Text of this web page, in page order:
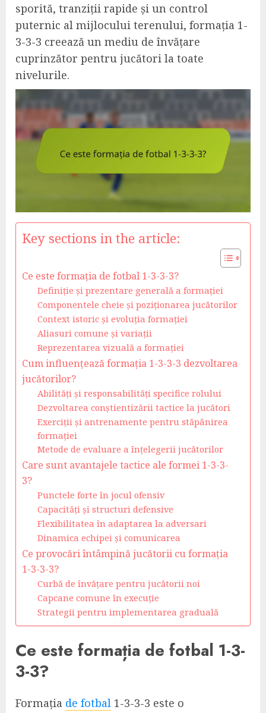
sporită, tranziții rapide și un control
puternic al mijlocului terenului, formația 1-
3-3-3 creează un mediu de învățare
cuprinzător pentru jucători la toate
nivelurile.
Key sections in the article:
Ce este formația de fotbal 1-3-3-3?
Definiție și prezentare generală a formației
Componentele cheie și poziționarea jucătorilor
Context istoric și evoluția formației
Aliasuri comune și variații
Reprezentarea vizuală a formației
Cum influențează formația 1-3-3-3 dezvoltarea
jucătorilor?
Abilități și responsabilități specifice rolului
Dezvoltarea conștientizării tactice la jucători
Exerciții și antrenamente pentru stăpânirea
formației
Metode de evaluare a înțelegerii jucătorilor
Care sunt avantajele tactice ale formei 1-3-3-
3?
Punctele forte în jocul ofensiv
Capacități și structuri defensive
Flexibilitatea în adaptarea la adversari
Dinamica echipei și comunicarea
Ce provocări întâmpină jucătorii cu formația
1-3-3-3?
Curbă de învățare pentru jucătorii noi
Capcane comune în execuție
Strategii pentru implementarea graduală
Ce este formația de fotbal 1-3-
3-3?
Formația de fotbal 1-3-3-3 este o